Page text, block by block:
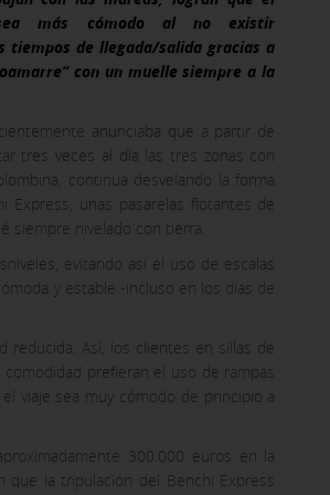
sea más cómodo al no existir
tiempos de llegada/salida gracias a
con un muelle siempre a la
anunciaba que a partir de
tres veces al día las tres zonas con
continua desvelando la forma
unas pasarelas flotantes de
siempre nivelado con tierra.
evitando así el uso de escalas
y estable -incluso en los días de
reducida. Así, los clientes en sillas de
prefieran el uso de rampas
viaje sea muy cómodo de principio a
300.000 euros en la
la tripulación del Benchi Express
ACEPTAR TODAS
navegador para bloquear o